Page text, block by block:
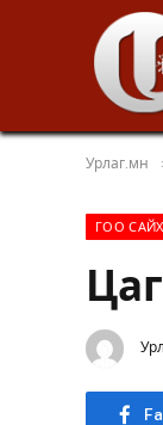
Урлаг.мн
ГОО